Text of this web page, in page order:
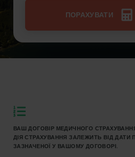
ПОРАХУВАТИ
ВАШ ДОГОВІР МЕДИЧНОГО
ДІЯ СТРАХУВАННЯ ЗАЛЕЖИТЬ ВІД ДАТИ
ЗАЗНАЧЕНОЇ У ВАШОМУ ДОГОВОРІ.